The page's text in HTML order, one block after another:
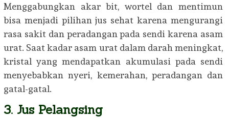
Menggabungkan akar bit, wortel dan mentimun
bisa menjadi pilihan jus sehat karena mengurangi
rasa sakit dan peradangan pada sendi karena asam
urat. Saat kadar asam urat dalam darah meningkat,
kristal yang mendapatkan akumulasi pada sendi
menyebabkan nyeri, kemerahan, peradangan dan
gatal-gatal.
3. Jus Pelangsing